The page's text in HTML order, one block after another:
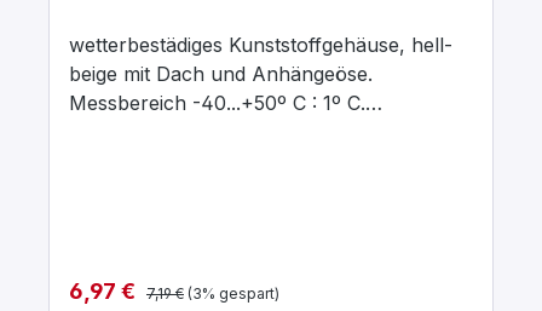
wetterbestädiges Kunststoffgehäuse, hell-
beige mit Dach und Anhängeöse.
Messbereich -40...+50º C : 1º C.
Verkaufspreis:
6,97 € Regulärer Preis:
7,19 € (3% gespart)